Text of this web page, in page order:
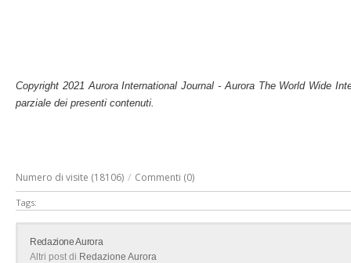
Copyright 2021 Aurora International Journal - Aurora The World Wide
parziale dei presenti contenuti.
Numero di visite (18106) / Commenti (0)
Tags:
Redazione Aurora
Altri post di Redazione Aurora